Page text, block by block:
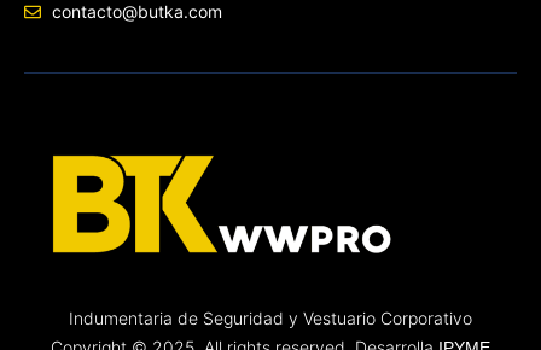
contacto@butka.com
Indumentaria de Seguridad y Vestuario Corporativo